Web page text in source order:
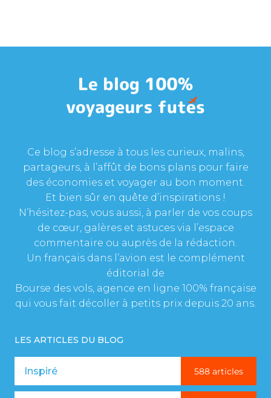
Ce blog s’adresse à tous les curieux, malins,
partageurs, à l’affût de bons plans pour faire
des économies et voyager au bon moment.
Et bien sûr en quête d’inspirations !
N’hésitez-pas, vous aussi, à parler de vos coups
de cœur, galères et astuces via l’espace
commentaire ou auprès de la rédaction.
Un français dans l’avion est le complément
éditorial de
Bourse des vols, agence en ligne 100% française
qui vous fait décoller à petits prix depuis 20 ans.
LES ARTICLES DU BLOG
Inspiré 588 articles